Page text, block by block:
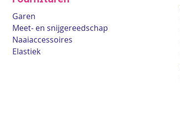
Garen
Meet- en snijgereedschap
Naaiaccessoires
Elastiek